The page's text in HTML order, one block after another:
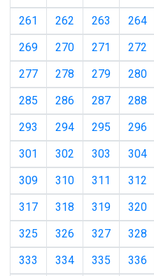
261
262 263 264
269
270 271 272
277
278 279 280
285
286 287 288
293
294 295 296
301
302 303 304
309
310 311 312
317
318 319 320
325
326 327 328
333
334 335 336